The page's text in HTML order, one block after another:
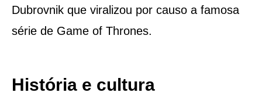
Dubrovnik que viralizou por causo a famosa
série de Game of Thrones.
História e cultura